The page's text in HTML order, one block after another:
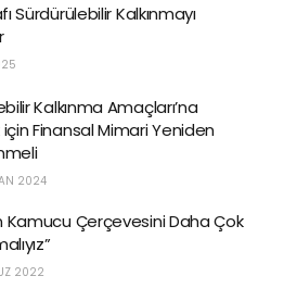
Sürdürülebilir Kalkınmayı
Kalkınma Amaçları’na
Finansal Mimari Yeniden
2024
Kamucu Çerçevesini Daha Çok
2022